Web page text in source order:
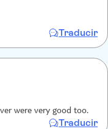
Traducir
were very good too.
Traducir